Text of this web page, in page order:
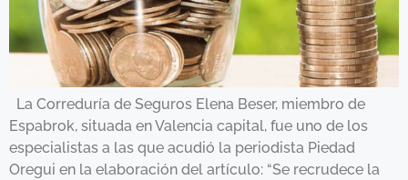
La Correduría de Seguros Elena Beser, miembro de
Espabrok, situada en Valencia capital, fue uno de los
especialistas a las que acudió la periodista Piedad
Oregui en la elaboración del artículo: “Se recrudece la